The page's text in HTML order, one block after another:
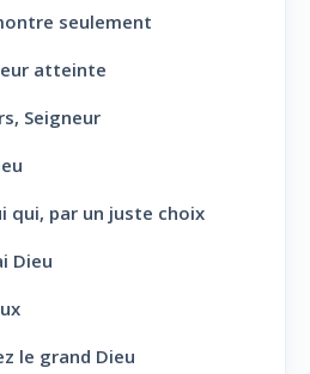
seulement
atteinte
Seigneur
qui, par un juste choix
Dieu
le grand Dieu